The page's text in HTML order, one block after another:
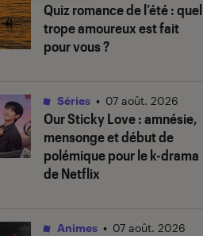
Quiz romance de l’été : quel
trope amoureux est fait
pour vous ?
Our Sticky Love: amnésie,
mensonge et début de
polémique pour le k-drama
de Netflix
Séries • 07 août. 2026
Animes • 07 août. 2026